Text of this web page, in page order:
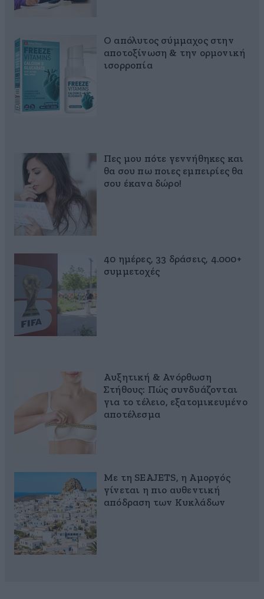
Ο απόλυτος σύμμαχος στην
αποτοξίνωση & την ορμονική
ισορροπία
Πες μου πότε γεννήθηκες και
θα σου πω ποιες εμπειρίες θα
σου έκανα δώρο!
40 ημέρες, 33 δράσεις, 4.000+
συμμετοχές
Αυξητική & Ανόρθωση
Στήθους: Πώς συνδυάζονται
για το τέλειο, εξατομικευμένο
αποτέλεσμα
Με τη SEAJETS, η Αμοργός
γίνεται η πιο αυθεντική
απόδραση των Κυκλάδων